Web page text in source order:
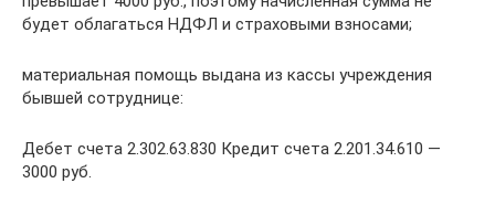
будет облагаться НДФЛ и страховыми взносами;
материальная помощь выдана из кассы учреждения
бывшей сотруднице:
Дебет счета 2.302.63.830 Кредит счета 2.201.34.610 —
3000 руб.